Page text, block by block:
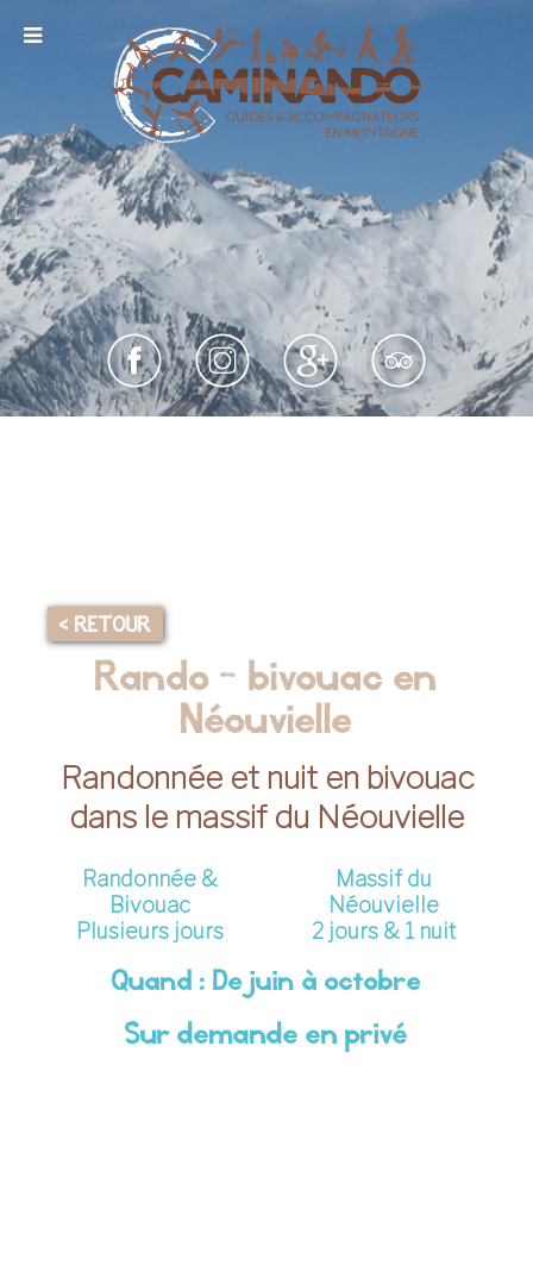
< RETOUR
Rando - bivouac en
Néouvielle
Randonnée et nuit en bivouac
dans le massif du Néouvielle
Randonnée &
Bivouac
Plusieurs jours
Massif du
Néouvielle
2 jours & 1 nuit
Quand : De juin à octobre
Sur demande en privé